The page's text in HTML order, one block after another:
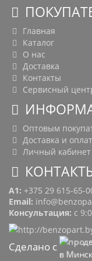
Главная
Каталог
О нас
Доставка
Контакты
Сервисный
Оптовым
Доставка и
Личный кабинет
A1: +375 29 615-65-
Email:
Консультация: с
Сделано с